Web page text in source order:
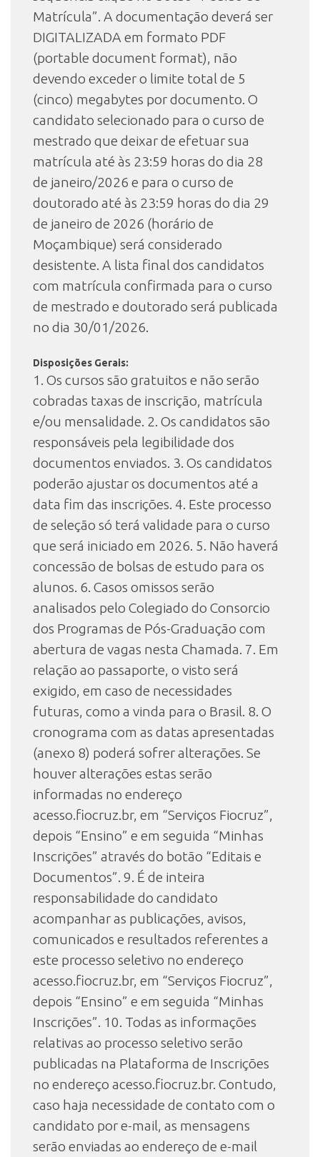
Matrícula”. A documentação deverá ser
DIGITALIZADA em formato PDF
(portable document format), não
devendo exceder o limite total de 5
(cinco) megabytes por documento. O
candidato selecionado para o curso de
mestrado que deixar de efetuar sua
matrícula até às 23:59 horas do dia 28
de janeiro/2026 e para o curso de
doutorado até às 23:59 horas do dia 29
de janeiro de 2026 (horário de
Moçambique) será considerado
desistente. A lista final dos candidatos
com matrícula confirmada para o curso
de mestrado e doutorado será publicada
no dia 30/01/2026.
Disposições Gerais:
1. Os cursos são gratuitos e não serão
cobradas taxas de inscrição, matrícula
e/ou mensalidade. 2. Os candidatos são
responsáveis pela legibilidade dos
documentos enviados. 3. Os candidatos
poderão ajustar os documentos até a
data fim das inscrições. 4. Este processo
de seleção só terá validade para o curso
que será iniciado em 2026. 5. Não haverá
concessão de bolsas de estudo para os
alunos. 6. Casos omissos serão
analisados pelo Colegiado do Consorcio
dos Programas de Pós-Graduação com
abertura de vagas nesta Chamada. 7. Em
relação ao passaporte, o visto será
exigido, em caso de necessidades
futuras, como a vinda para o Brasil. 8. O
cronograma com as datas apresentadas
(anexo 8) poderá sofrer alterações. Se
houver alterações estas serão
informadas no endereço
acesso.fiocruz.br, em “Serviços Fiocruz”,
depois “Ensino” e em seguida “Minhas
Inscrições” através do botão “Editais e
Documentos”. 9. É de inteira
responsabilidade do candidato
acompanhar as publicações, avisos,
comunicados e resultados referentes a
este processo seletivo no endereço
acesso.fiocruz.br, em “Serviços Fiocruz”,
depois “Ensino” e em seguida “Minhas
Inscrições”. 10. Todas as informações
relativas ao processo seletivo serão
publicadas na Plataforma de Inscrições
no endereço acesso.fiocruz.br. Contudo,
caso haja necessidade de contato com o
candidato por e-mail, as mensagens
serão enviadas ao endereço de e-mail